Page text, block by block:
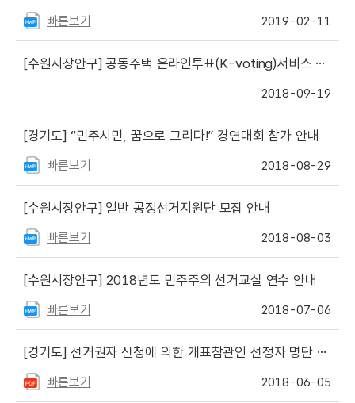
빠른보기 2019-02-11
[수원시장안구] 공동주택 온라인투표(K-voting)서비스 활성화를 위한 업무협약 체결
2018-09-19
[경기도] “민주시민, 꿈으로 그리다!” 경연대회 참가 안내
빠른보기 2018-08-29
[수원시장안구] 일반 공정선거지원단 모집 안내
빠른보기 2018-08-03
[수원시장안구] 2018년도 민주주의 선거교실 연수 안내
빠른보기 2018-07-06
[경기도] 선거권자 신청에 의한 개표참관인 선정자 명단 발표
빠른보기 2018-06-05